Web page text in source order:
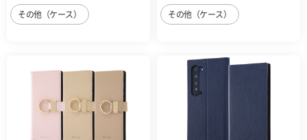
その他（ケース） その他（ケース）